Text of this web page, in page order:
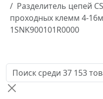
Разделитель цепей
проходных клемм 4-
1SNK900101R0000
Поиск товаров по